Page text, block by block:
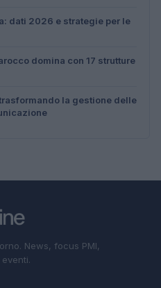
dati 2026 e strategie per le
domina con 17 strutture
la gestione delle
News, focus PMI,